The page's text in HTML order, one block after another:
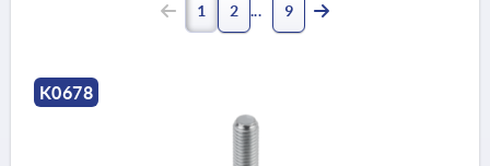
1 2 9
K0678